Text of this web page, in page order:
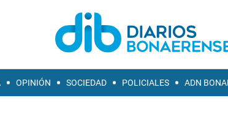
OPINIÓN SOCIEDAD POLICIALES ADN